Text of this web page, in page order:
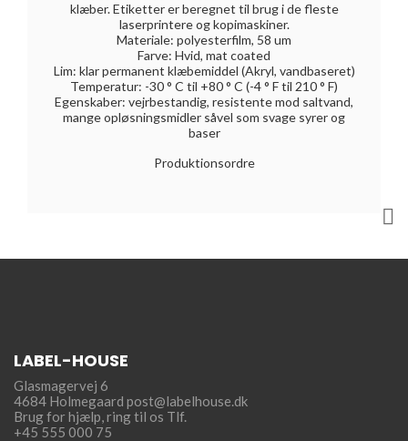
klæber. Etiketter er beregnet til brug i de fleste
laserprintere og kopimaskiner.
Materiale: polyesterfilm, 58 um
Farve: Hvid, mat coated
Lim: klar permanent klæbemiddel (Akryl, vandbaseret)
Temperatur: -30 ° C til +80 ° C (-4 ° F til 210 ° F)
Egenskaber: vejrbestandig, resistente mod saltvand,
mange opløsningsmidler såvel som svage syrer og
baser
Produktionsordre
LABEL-HOUSE
Glasmagervej 6
4684 Holmegaard post@labelhouse.dk
Brug for hjælp,ring til os Tlf.
+45 555 000 75
